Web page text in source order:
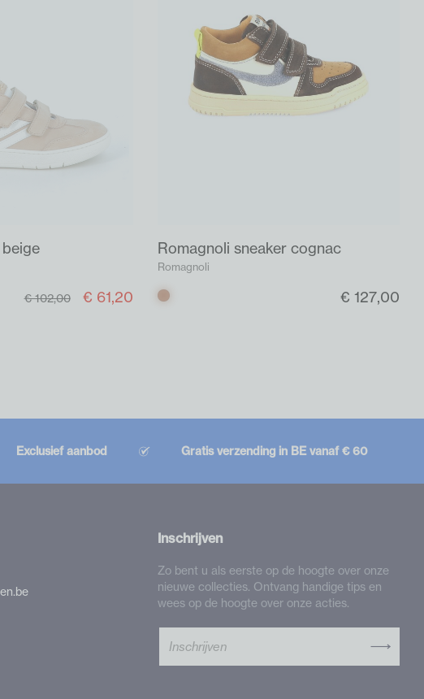
€ 102,00 € 61,20
Romagnoli sneaker cognac
Romagnoli
Cognac € 127,00
Exclusief aanbod Gratis verzending in BE vanaf € 60
Inschrijven
Zo bent u als eerste op de hoogte over onze
nieuwe collecties. Ontvang handige tips en
wees op de hoogte over onze acties.